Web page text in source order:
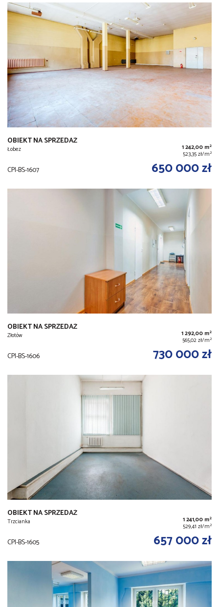
OBIEKT NA SPRZEDAŻ
Łobez 1 242,00 m2
523,35 zł/m2
CPI-BS-1607 650 000 zł
OBIEKT NA SPRZEDAŻ
Złotów 1 292,00 m2
565,02 zł/m2
CPI-BS-1606 730 000 zł
OBIEKT NA SPRZEDAŻ
Trzcianka 1 241,00 m2
529,41 zł/m2
CPI-BS-1605 657 000 zł